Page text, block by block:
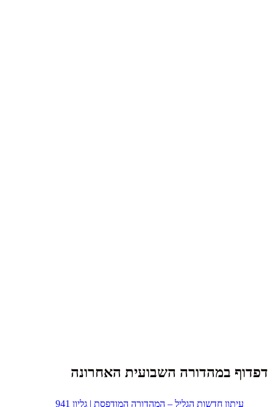
דפדוף במהדורה השבועית האחרונה
עיתון חדשות הגליל – המהדורה המודפסת | גליון 941